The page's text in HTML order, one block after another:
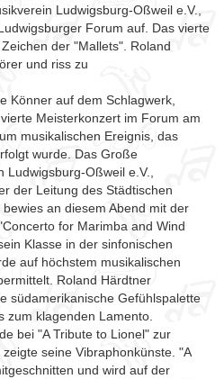
Ludwigsburg-Oßweil e.V.,
Forum auf. Das vierte
der "Mallets". Roland
und riss zu
Könner auf dem Schlagwerk,
Meisterkonzert im Forum am
musikalischen Ereignis, das
wurde. Das Große
Oßweil e.V.,
der Leitung des Städtischen
an diesem Abend mit der
for Marimba and Wind
Klasse in der sinfonischen
auf höchstem musikalischen
Roland Härdtner
südamerikanische Gefühlspalette
zum klagenden Lamento.
bei "A Tribute to Lionel" zur
seine Vibraphonkünste. "A
und wird auf der